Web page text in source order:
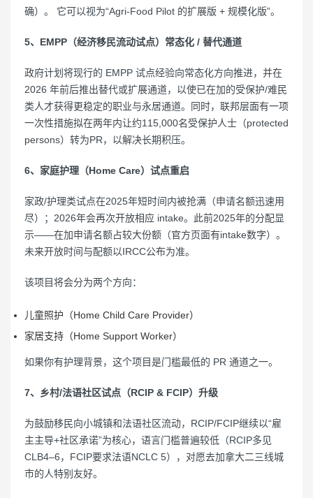
确）。 它可以视为“Agri-Food Pilot 的扩展版 + 规模化版”。
5、EMPP（经济移民流动试点）常态化 / 替代通道
政府计划将现行的 EMPP 试点经验向常态化方向推进，并在
2026 年前后推出替代或扩展通道，以使已在加的受保护/难民
类人才获得更稳定的职业与永居通道。同时，联邦层面有一项
一次性措施拟在两年内让约115,000名受保护人士（protected
persons）转为PR，以解决长期积压。
6、家庭护理（Home Care）试点重启
家政/护理类试点在2025年短时间内被抢满（申请名额迅速用
尽）；2026年会再次开放相应 intake。此前2025年的分配显
示——在加申请名额占较大份额（官方页面有intake数字）。
未来开放时间与配额以IRCC公布为准。
该项目将会分为两个方向：
儿童照护（Home Child Care Provider）
家居支持（Home Support Worker）
如果你有护理背景，这个项目是门槛最低的 PR 通道之一。
7、乡村/法语社区试点（RCIP & FCIP）升级
为鼓励移民向小城镇和法语社区流动，RCIP/FCIP继续以“雇
主主导+社区承诺”为核心，语言门槛普遍较低（RCIP多见
CLB4–6，FCIP要求法语NCLC 5），对愿去加拿大二三线城
市的人特别友好。